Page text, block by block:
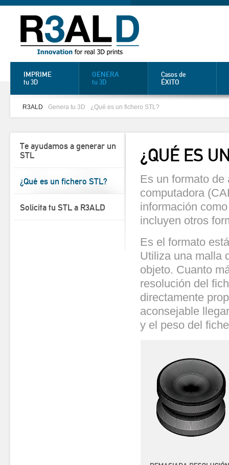
IMPRIME
tu 3D
GENERA
tu 3D
Casos de
ÉXITO
R3ALD Genera tu 3D ¿Qué es un fichero STL?
Te ayudamos a generar un
STL
¿Qué es un fichero STL?
Solicita tu STL a R3ALD
¿QUÉ ES
Es un formato
computadora
información
incluyen otros
Es el formato
Utiliza una malla
objeto. Cuanto
resolución del
directamente
aconsejable
y el peso del